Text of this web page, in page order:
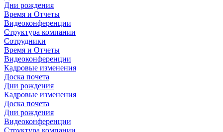
Дни рождения
Время и Отчеты
Видеоконференции
Структура компании
Сотрудники
Время и Отчеты
Видеоконференции
Кадровые изменения
Доска почета
Дни рождения
Кадровые изменения
Доска почета
Дни рождения
Видеоконференции
Структура компании